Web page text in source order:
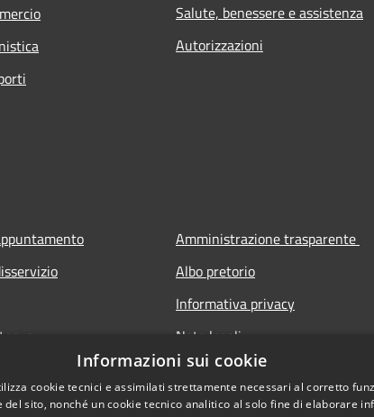
Salute, benessere e assistenza
Autorizzazioni
Amministrazione trasparente
Albo pretorio
Informativa privacy
Note legali
Dichiarazione di accessibilità
Informazioni sui cookie
cookie tecnici e assimilati strettamente necessari al corretto
del sito, nonché un cookie tecnico analitico al solo fine di elaborare